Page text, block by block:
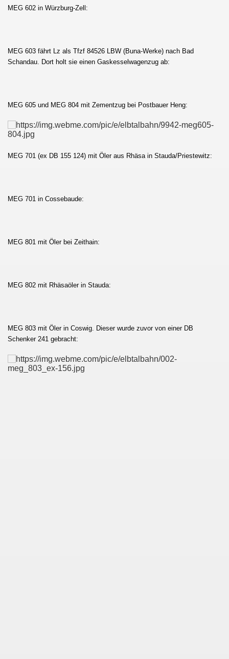
MEG 602 in Würzburg-Zell:
MEG 603 fährt Lz als Tfzf 84526 LBW (Buna-Werke) nach Bad
Schandau. Dort holt sie einen Gaskesselwagenzug ab:
MEG 605 und MEG 804 mit Zementzug bei Postbauer Heng:
MEG 701 (ex DB 155 124) mit Öler aus Rhäsa in Stauda/Priestewitz:
MEG 701 in Cossebaude:
MEG 801 mit Öler bei Zeithain:
MEG 802 mit Rhäsaöler in Stauda:
MEG 803 mit Öler in Coswig. Dieser wurde zuvor von einer DB
Schenker 241 gebracht:
- Děčín und zurück